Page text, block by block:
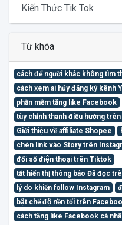
Kiến Thức Tik Tok
Từ khóa
cách để người khác không tìm
cách xem ai hủy đăng ký kênh
phần mềm tăng like Facebook
tùy chỉnh thanh điều hướng
Giới thiệu về affiliate Shopee
chèn link vào Story trên
đổi số điện thoại trên Tiktok
tắt hiển thị thông báo Đã đọc
lý do khiến follow Instagram
bật chế độ nền tối trên
cách tăng like Facebook cá